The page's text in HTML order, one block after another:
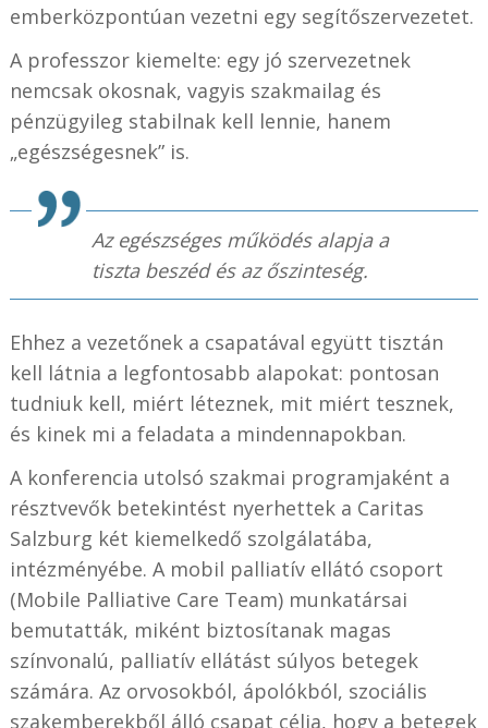
emberközpontúan vezetni egy segítőszervezetet.
A professzor kiemelte: egy jó szervezetnek
nemcsak okosnak, vagyis szakmailag és
pénzügyileg stabilnak kell lennie, hanem
„egészségesnek” is.
Az egészséges működés alapja a
tiszta beszéd és az őszinteség.
Ehhez a vezetőnek a csapatával együtt tisztán
kell látnia a legfontosabb alapokat: pontosan
tudniuk kell, miért léteznek, mit miért tesznek,
és kinek mi a feladata a mindennapokban.
A konferencia utolsó szakmai programjaként a
résztvevők betekintést nyerhettek a Caritas
Salzburg két kiemelkedő szolgálatába,
intézményébe. A mobil palliatív ellátó csoport
(Mobile Palliative Care Team) munkatársai
bemutatták, miként biztosítanak magas
színvonalú, palliatív ellátást súlyos betegek
számára. Az orvosokból, ápolókból, szociális
szakemberekből álló csapat célja, hogy a betegek